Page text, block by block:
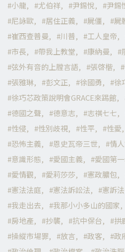
小龍 尤伯祥 尹錫悅 尹錫
尼詠歐
居住正義 屍僵 屍
崔西查普曼
川普 工人皇帝
市長
帶我上教堂 康納曼
弦外有音的上膛言語
張啓楷
張雅琳
彭文正 徐國勇
徐
徐巧芯政策說明會GRACE來踢館
德國之聲
德意志 志祺七七
性侵
性別歧視 性平 性愛
恐怖主義
恩史瓦帝三世 情
意識形態
愛國主義
愛國第
愛情觀
愛莉莎莎 憲政膿包
憲法法庭
憲法訴訟法 憲訴法
我走出去
我那小小多山的國家
房地產
抄襲 抗中保台 拱
操縱市場罪
放言 政客 政